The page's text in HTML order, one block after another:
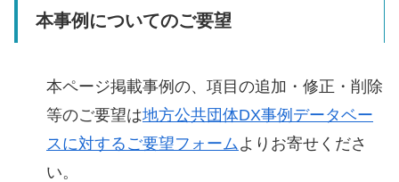
本事例についてのご要望
本ページ掲載事例の、項目の追加・修正・削除
等のご要望は地方公共団体DX事例データベー
スに対するご要望フォーム よりお寄せくださ
い。